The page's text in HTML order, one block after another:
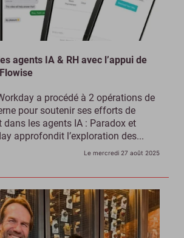
agents IA & RH avec l’appui de
a procédé à 2 opérations de
pour soutenir ses efforts de
dans les agents IA : Paradox et
approfondit l’exploration des...
Le mercredi 27 août 2025